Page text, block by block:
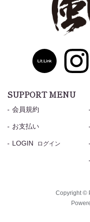
SUPPORT MENU
会員規約
お支払い
LOGIN ログイン
Copyright ©